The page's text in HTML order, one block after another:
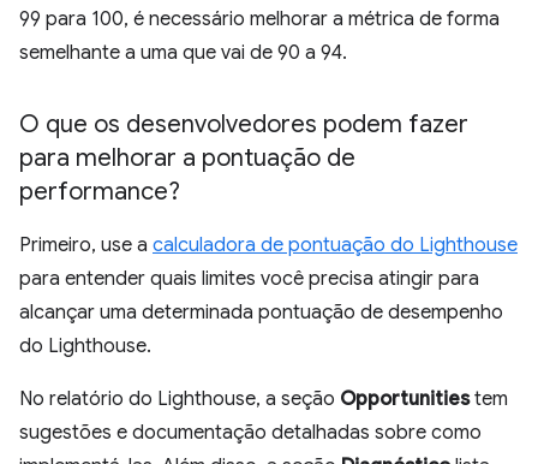
99 para 100, é necessário melhorar a métrica de forma
semelhante a uma que vai de 90 a 94.
O que os desenvolvedores podem fazer
para melhorar a pontuação de
performance?
Primeiro, use a calculadora de pontuação do Lighthouse
para entender quais limites você precisa atingir para
alcançar uma determinada pontuação de desempenho
do Lighthouse.
No relatório do Lighthouse, a seção Opportunitiestem
sugestões e documentação detalhadas sobre como